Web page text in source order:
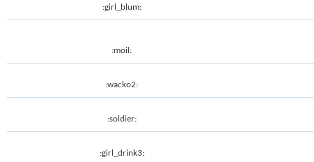
:girl_blum:
:moil:
:wacko2:
:soldier:
:girl_drink3: